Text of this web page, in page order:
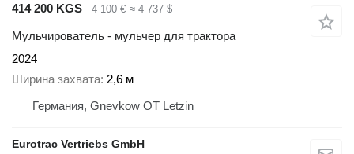
414 200 KGS
4 100 € ≈ 4 737 $
Мульчирователь - мульчер для трактора
2024
Ширина захвата 2,6 м
Германия, Gnevkow OT Letzin
Eurotrac Vertriebs GmbH